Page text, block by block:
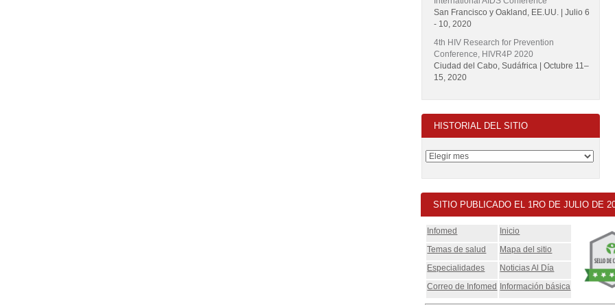
San Francisco y Oakland, EE.UU. | Julio 6
- 10, 2020
4th HIV Research for Prevention
Conference, HIVR4P 2020
Ciudad del Cabo, Sudáfrica | Octubre 11–
15, 2020
HISTORIAL DEL SITIO
SITIO PUBLICADO EL 1RO DE JULIO DE
Infomed
Inicio
Temas de salud
Mapa del sitio
Especialidades
Noticias Al Día
Correo de Infomed Información básica